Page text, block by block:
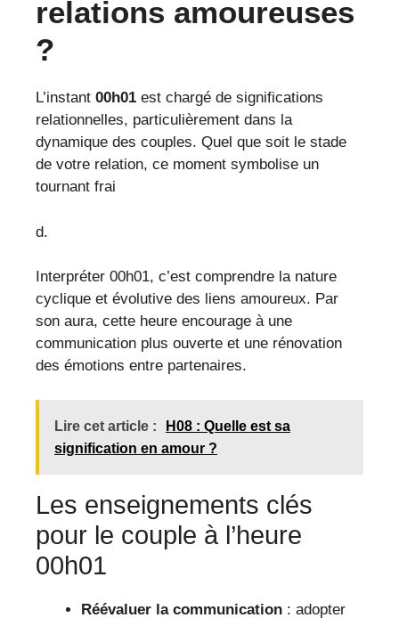
relations amoureuses
?
L’instant 00h01 est chargé de significations
relationnelles, particulièrement dans la
dynamique des couples. Quel que soit le stade
de votre relation, ce moment symbolise un
tournant frai
d.
Interpréter 00h01, c’est comprendre la nature
cyclique et évolutive des liens amoureux. Par
son aura, cette heure encourage à une
communication plus ouverte et une rénovation
des émotions entre partenaires.
Lire cet article :
H08 : Quelle est sa
signification en amour ?
Les enseignements clés
pour le couple à l’heure
00h01
Réévaluer la communication : adopter